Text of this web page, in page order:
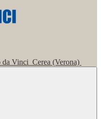
da Vinci Cerea (Verona)